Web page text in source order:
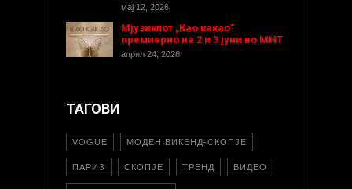
мај 12, 2026
Мјузиклот „Као какао“
премиерно на 2 и 3 јуни во МНТ
април 24, 2026
ТАГОВИ
VOGUE МОДЕН ВИКЕНД-СКОПЈЕ
ПАРИЗ СКОПЈЕ ТРЕНД ВИДЕО